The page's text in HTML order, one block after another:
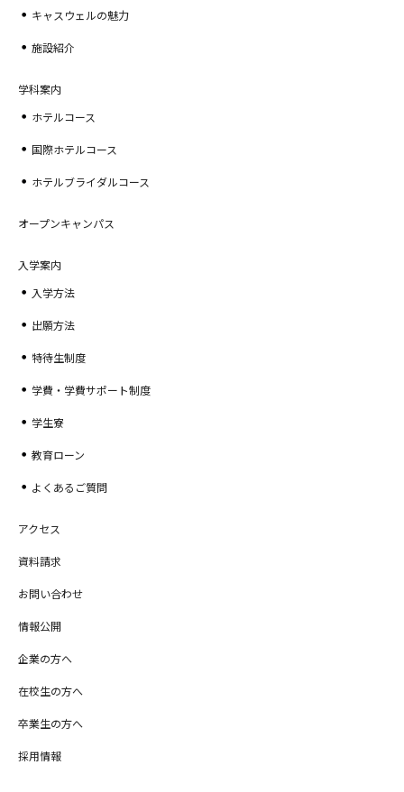
キャスウェルの魅力
施設紹介
学科案内
ホテルコース
国際ホテルコース
ホテルブライダルコース
オープンキャンパス
入学案内
入学方法
出願方法
特待生制度
学費・学費サポート制度
学生寮
教育ローン
よくあるご質問
アクセス
資料請求
お問い合わせ
情報公開
企業の方へ
在校生の方へ
卒業生の方へ
採用情報